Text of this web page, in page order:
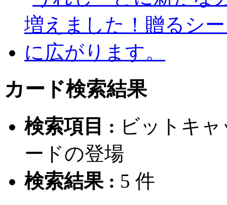
カード検索結果
検索項目 : ビットキ
ードの登場
検索結果 : 5 件